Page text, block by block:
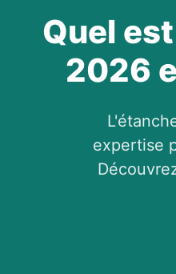
Quel
2026
expertise